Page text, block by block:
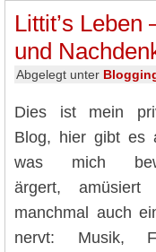
Littit’s Leben
und
Abgelegt unter
Dies ist mein
Blog, hier gibt es
was mich
ärgert, amüsiert
manchmal auch
nervt: Musik,